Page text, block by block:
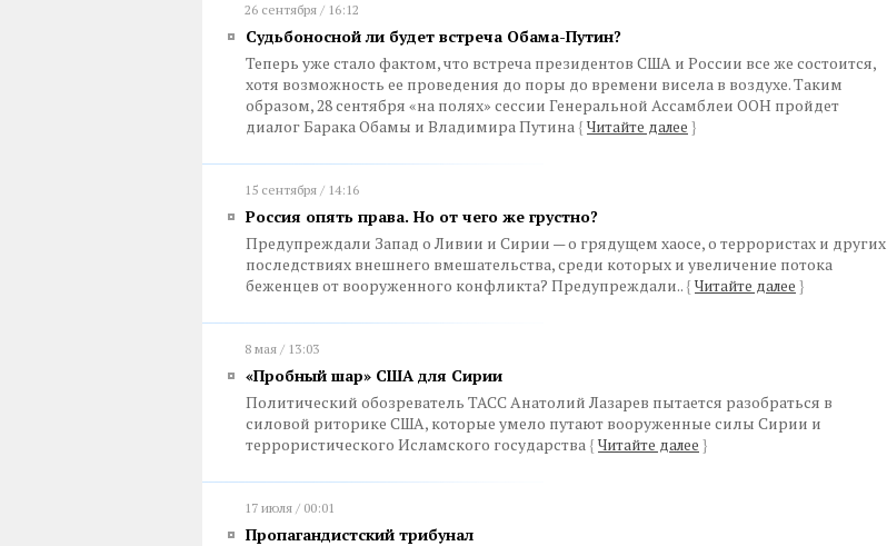
26 сентября / 16:12
Судьбоносной ли будет встреча Обама-Путин?
Теперь уже стало фактом, что встреча президентов США и России все же состоится,
хотя возможность ее проведения до поры до времени висела в воздухе. Таким
образом, 28 сентября «на полях» сессии Генеральной Ассамблеи ООН пройдет
диалог Барака Обамы и Владимира Путина { Читайте далее }
15 сентября / 14:16
Россия опять права. Но от чего же грустно?
Предупреждали Запад о Ливии и Сирии — о грядущем хаосе, о террористах и других
последствиях внешнего вмешательства, среди которых и увеличение потока
беженцев от вооруженного конфликта? Предупреждали.. { Читайте далее }
8 мая / 13:03
«Пробный шар» США для Сирии
Политический обозреватель ТАСС Анатолий Лазарев пытается разобраться в
силовой риторике США, которые умело путают вооруженные силы Сирии и
террористического Исламского государства { Читайте далее }
17 июля / 00:01
Пропагандистский трибунал